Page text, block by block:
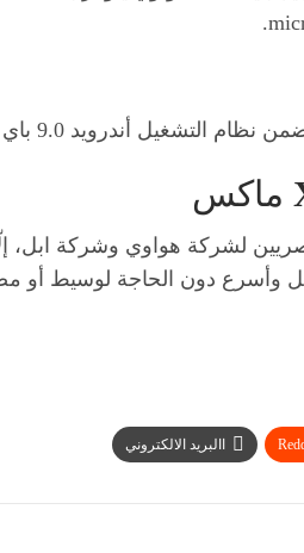
ماكس
لشركة هواوي وشركة ابل، إلّا
وأسرع دون الحاجة لوسيط أو
االبريد الالكتروني